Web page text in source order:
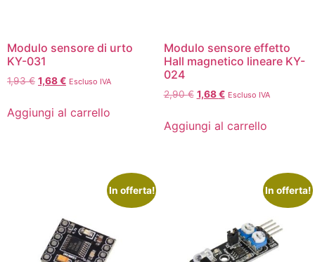
Modulo sensore di urto
KY-031
1,93€ 1,68€ Escluso IVA
Aggiungi al carrello
Modulo sensore effetto
Hall magnetico lineare KY-
024
2,90€ 1,68€ Escluso IVA
Aggiungi al carrello
In offerta! In offerta!